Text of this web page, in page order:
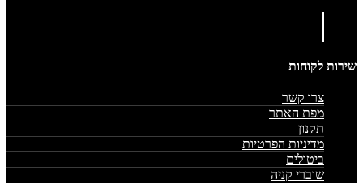
שירות לקוחות
צרו קשר
מפת האתר
תקנון
מדיניות הפרטיות
ביטולים
שוברי קניה